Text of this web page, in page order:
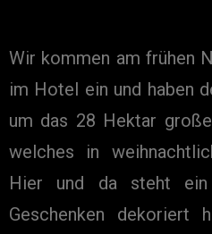
Wir kommen am frühen
im Hotel ein und haben
um das 28 Hektar
welches in
Hier und da steht
Geschenken dekoriert